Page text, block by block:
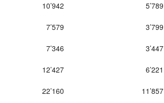
10’942 5’789
7’579 3’799
7’346 3’447
12’427 6’221
22’160 11’857